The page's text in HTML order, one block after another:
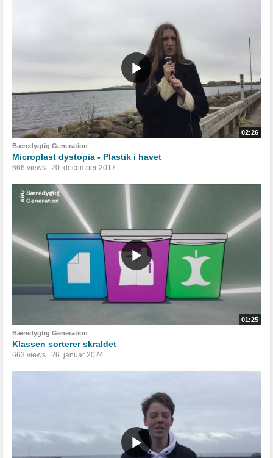
02:26
Bæredygtig Generation
Microplast dystopia - Plastik i havet
666 views 20. december 2017
01:25
Bæredygtig Generation
Klassen sorterer skraldet
663 views 26. januar 2024